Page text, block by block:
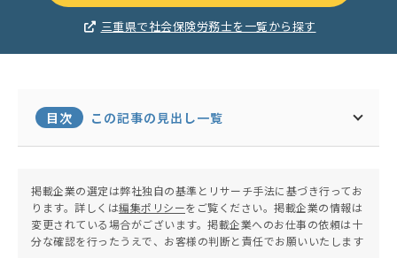
三重県で社会保険労務士を一覧から探す
目次 この記事の見出し一覧
掲載企業の選定は弊社独自の基準とリサーチ手法に基づき行ってお
ります。詳しくは編集ポリシーをご覧ください。掲載企業の情報は
変更されている場合がございます。掲載企業へのお仕事の依頼は十
分な確認を行ったうえで、お客様の判断と責任でお願いいたします